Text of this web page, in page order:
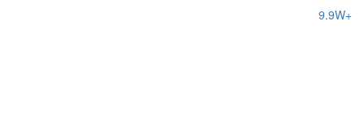
9.9W+